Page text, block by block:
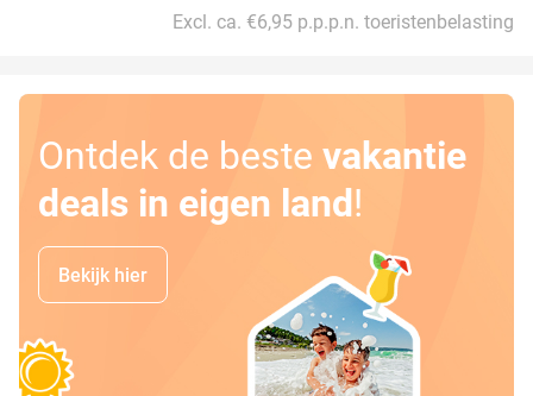
Excl. ca. €6,95 p.p.p.n. toeristenbelasting
Ontdek de beste vakantie
deals in eigen land!
Bekijk hier